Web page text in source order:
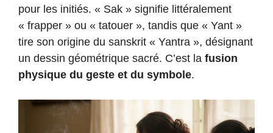
pour les initiés. « Sak » signifie littéralement
« frapper » ou « tatouer », tandis que « Yant »
tire son origine du sanskrit « Yantra », désignant
un dessin géométrique sacré. C’est la fusion
physique du geste et du symbole.